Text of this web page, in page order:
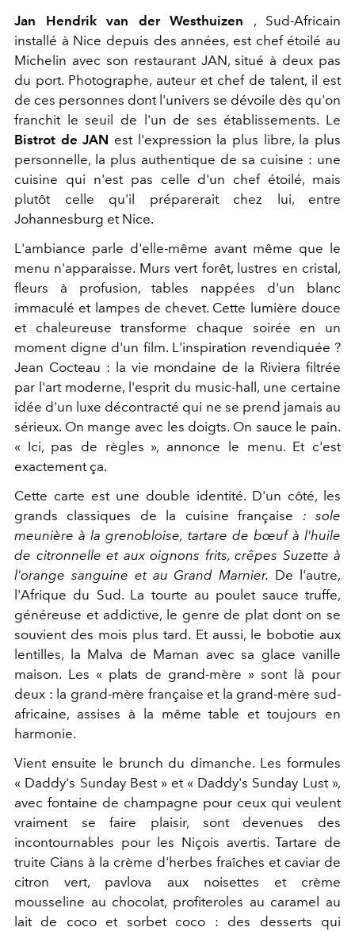
Jan Hendrik van der Westhuizen , Sud-Africain
installé à Nice depuis des années, est chef étoilé au
Michelin avec son restaurant JAN, situé à deux pas
du port. Photographe, auteur et chef de talent, il est
de ces personnes dont l'univers se dévoile dès qu'on
franchit le seuil de l'un de ses établissements. Le
Bistrot de JAN est l'expression la plus libre, la plus
personnelle, la plus authentique de sa cuisine : une
cuisine qui n'est pas celle d'un chef étoilé, mais
plutôt celle qu'il préparerait chez lui, entre
Johannesburg et Nice.
L'ambiance parle d'elle-même avant même que le
menu n'apparaisse. Murs vert forêt, lustres en cristal,
fleurs à profusion, tables nappées d'un blanc
immaculé et lampes de chevet. Cette lumière douce
et chaleureuse transforme chaque soirée en un
moment digne d'un film. L'inspiration revendiquée ?
Jean Cocteau : la vie mondaine de la Riviera filtrée
par l'art moderne, l'esprit du music-hall, une certaine
idée d'un luxe décontracté qui ne se prend jamais au
sérieux. On mange avec les doigts. On sauce le pain.
« Ici, pas de règles », annonce le menu. Et c'est
exactement ça.
Cette carte est une double identité. D'un côté, les
grands classiques de la cuisine française : sole
meunière à la grenobloise, tartare de bœuf à l'huile
de citronnelle et aux oignons frits, crêpes Suzette à
l'orange sanguine et au Grand Marnier. De l'autre,
l'Afrique du Sud. La tourte au poulet sauce truffe,
généreuse et addictive, le genre de plat dont on se
souvient des mois plus tard. Et aussi, le bobotie aux
lentilles, la Malva de Maman avec sa glace vanille
maison. Les « plats de grand-mère » sont là pour
deux : la grand-mère française et la grand-mère sud-
africaine, assises à la même table et toujours en
harmonie.
Vient ensuite le brunch du dimanche. Les formules
« Daddy's Sunday Best » et « Daddy's Sunday Lust »,
avec fontaine de champagne pour ceux qui veulent
vraiment se faire plaisir, sont devenues des
incontournables pour les Niçois avertis. Tartare de
truite Cians à la crème d'herbes fraîches et caviar de
citron vert, pavlova aux noisettes et crème
mousseline au chocolat, profiteroles au caramel au
lait de coco et sorbet coco : des desserts qui